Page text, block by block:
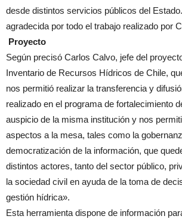
desde distintos servicios públicos del
agradecida por todo el trabajo realizado por
Proyecto
Según precisó Carlos Calvo, jefe del
Inventario de Recursos Hídricos de Chile,
nos permitió realizar la transferencia y
realizado en el programa de fortalecimiento
auspicio de la misma institución y nos
aspectos a la mesa, tales como la
democratización de la información, que
distintos actores, tanto del sector público,
la sociedad civil en ayuda de la toma de
gestión hídrica».
Esta herramienta dispone de información